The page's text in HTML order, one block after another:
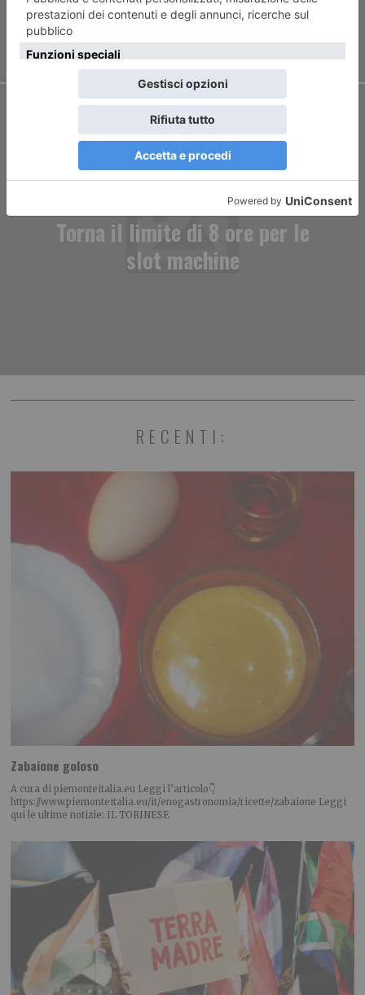
Torna il limite di 8 ore per le
slot machine
RECENTI:
Zabaione goloso
A cura di piemonteitalia.eu Leggi l’articolo👇
https://www.piemonteitalia.eu/it/enogastronomia/ricette/zabaione Leggi
qui le ultime notizie: IL TORINESE